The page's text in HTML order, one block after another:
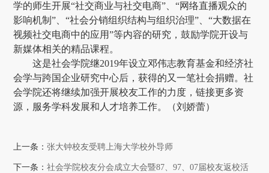
学的师生开展“社交商业与社交电商”、“网络直播观众的
影响机制”、“社会分销组织结构与组织治理”、“大数据在
视频社交电商中的应用”等内容的研究，鼓励学院开设与
新媒体相关的精品课程。
这是社会学院继2019年设立邓伟志教育基金和经济社
会学与跨国企业研究中心后，获得的又一笔社会捐赠。社
会学院还将继续加强开展校友工作的力度，链接更多资
源，服务学科发展和人才培养工作。（刘娇蕾）
上一条：张大钟校友受聘上海大学校外导师
下一条：社会学院校友分会成立大会暨87、97、07届校友返校活